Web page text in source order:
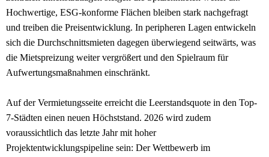
Hochwertige, ESG-konforme Flächen bleiben stark nachgefragt
und treiben die Preisentwicklung. In peripheren Lagen entwickeln
sich die Durchschnittsmieten dagegen überwiegend seitwärts, was
die Mietspreizung weiter vergrößert und den Spielraum für
Aufwertungsmaßnahmen einschränkt.
Auf der Vermietungsseite erreicht die Leerstandsquote in den Top-
7-Städten einen neuen Höchststand. 2026 wird zudem
voraussichtlich das letzte Jahr mit hoher
Projektentwicklungspipeline sein: Der Wettbewerb im